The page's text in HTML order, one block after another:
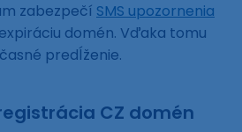
zabezpečí SMS upozornenia
domén. Vďaka tomu
predĺženie.
CZ domén